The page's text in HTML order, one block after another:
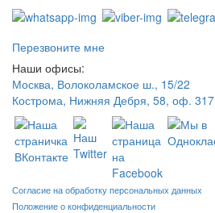
Перезвоните мне
Наши офисы:
Москва, Волоколамское ш., 15/22
Кострома, Нижняя Дебря, 58, оф. 317
Согласие на обработку персональных данных
Положение о конфиденциальности